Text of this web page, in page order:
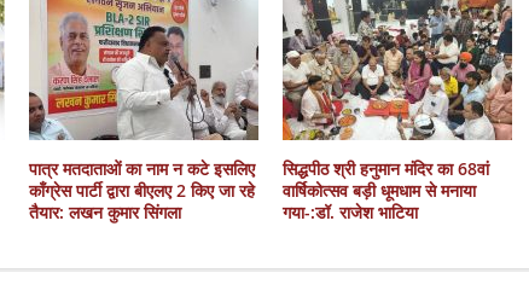
पात्र मतदाताओं का नाम न कटे इसलिए
काँग्रेस पार्टी द्वारा बीएलए 2 किए जा रहे
तैयार: लखन कुमार सिंगला
सिद्धपीठ श्री हनुमान मंदिर का 68वां
वार्षिकोत्सव बड़ी धूमधाम से मनाया
गया-:डॉ. राजेश भाटिया